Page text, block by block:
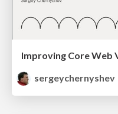
sergeychernyshev